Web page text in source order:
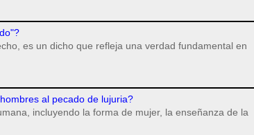
es un dicho que refleja una verdad fundamental en
al pecado de lujuria?
incluyendo la forma de mujer, la enseñanza de la